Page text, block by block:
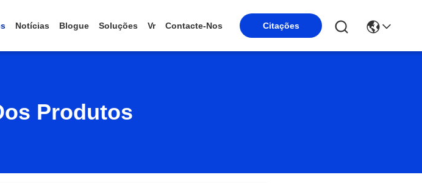
Notícias Blogue Soluções Vr Contacte-Nos Citações
Produtos